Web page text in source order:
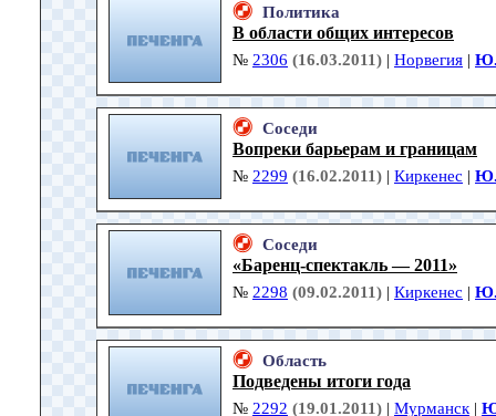
Политика
В области общих интересов
№ 2306 (16.03.2011) | Норвегия |
Соседи
Вопреки барьерам и границам
№ 2299 (16.02.2011) | Киркенес |
Соседи
«Баренц-спектакль — 2011»
№ 2298 (09.02.2011) | Киркенес |
Область
Подведены итоги года
№ 2292 (19.01.2011) | Мурманск |